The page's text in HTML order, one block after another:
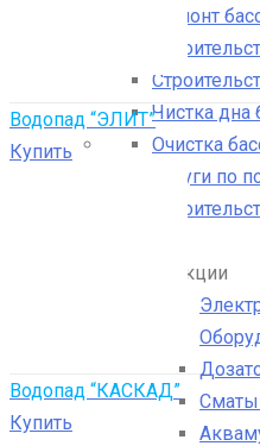
Ремонт
Чистка дна
Очистка
Услуги по
Каталог продукции
Водопад “ЭЛИТ”
Купить
Водопад “КАСКАД”
Купить